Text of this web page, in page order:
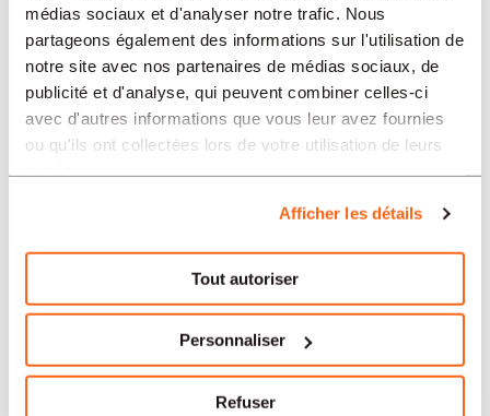
médias sociaux et d'analyser notre trafic. Nous
partageons également des informations sur l'utilisation de
notre site avec nos partenaires de médias sociaux, de
publicité et d'analyse, qui peuvent combiner celles-ci
avec d'autres informations que vous leur avez fournies
ou qu'ils ont collectées lors de votre utilisation de leurs
Afficher les détails
Tout autoriser
Personnaliser
Refuser
Soleure
Yverdon-les-Bains
Aarau
Nos offres d’emploi en Suisse
par secteur
Administration et secrétariat
Horlogerie